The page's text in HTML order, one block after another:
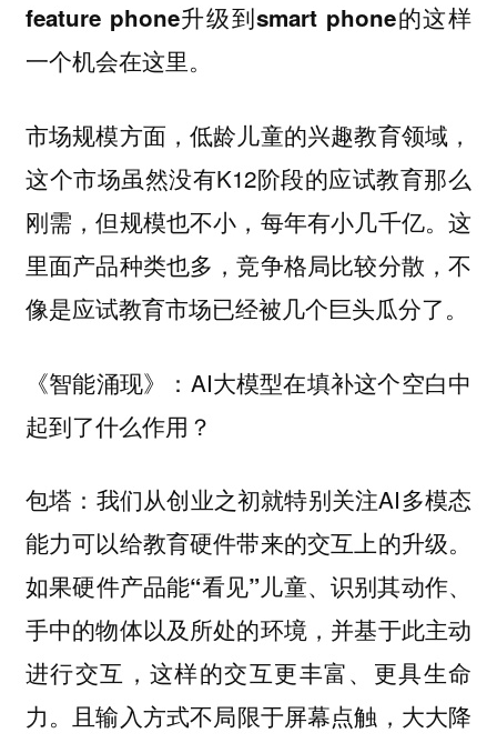
feature phone升级到smart phone的这样
一个机会在这里。
市场规模方面，低龄儿童的兴趣教育领域，
这个市场虽然没有K12阶段的应试教育那么
刚需，但规模也不小，每年有小几千亿。这
里面产品种类也多，竞争格局比较分散，不
像是应试教育市场已经被几个巨头瓜分了。
《智能涌现》： AI大模型在填补这个空白中
起到了什么作用？
包塔： 我们从创业之初就特别关注AI多模态
能力可以给教育硬件带来的交互上的升级。
如果硬件产品能“看见”儿童、识别其动作、
手中的物体以及所处的环境，并基于此主动
进行交互，这样的交互更丰富、更具生命
力。
且输入方式不局限于屏幕点触，大大降